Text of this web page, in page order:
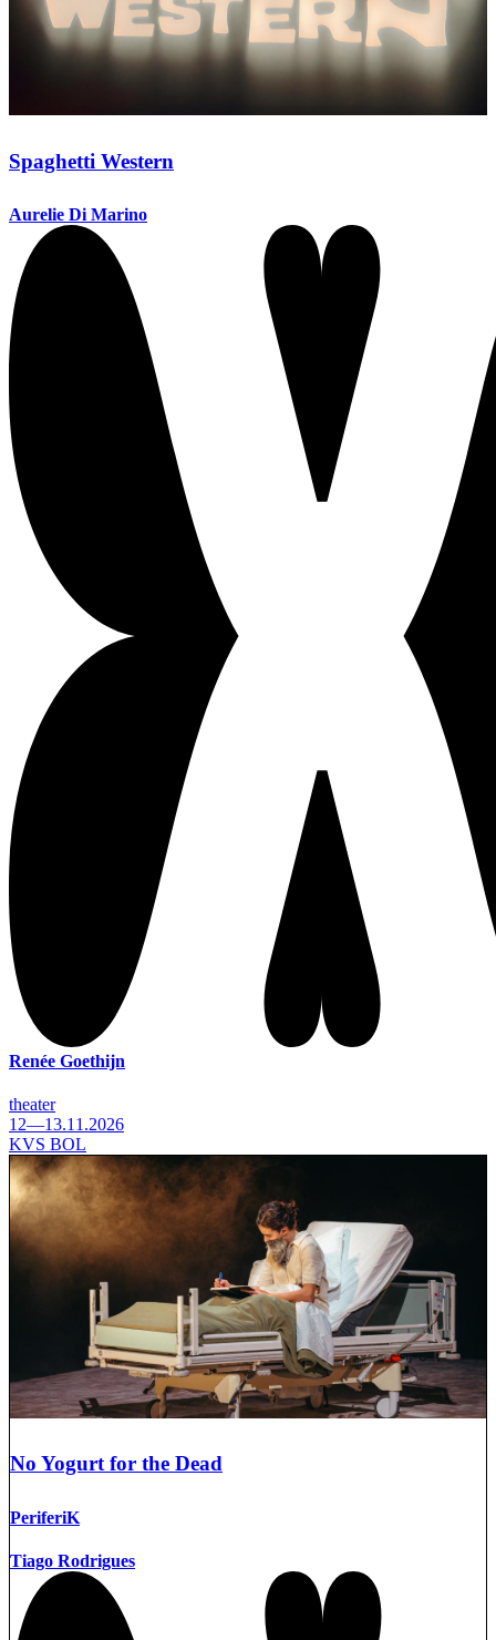
Spaghetti Western
Aurelie Di Marino
Renée Goethijn
theater
12—13.11.2026
KVS BOL
No Yogurt for the Dead
PeriferiK
Tiago Rodrigues